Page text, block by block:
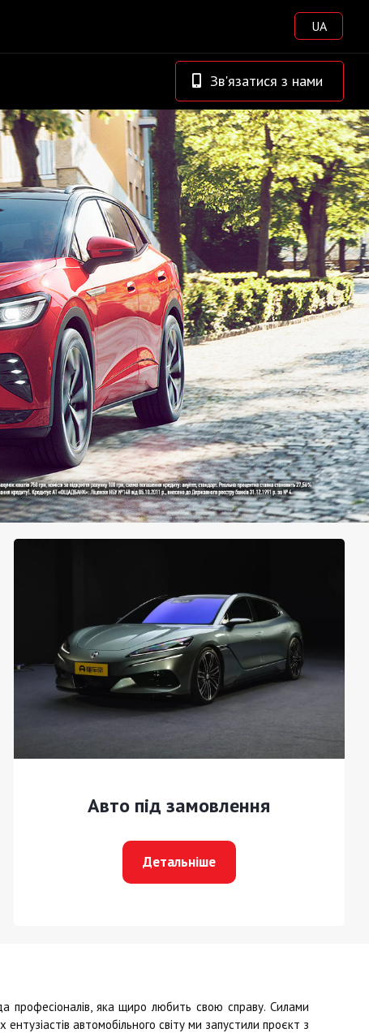
UA
Зв'язатися з нами
Авто під замовлення
Детальніше
професіоналів, яка щиро любить свою справу. Силами
автомобільного світу ми запустили проєкт з